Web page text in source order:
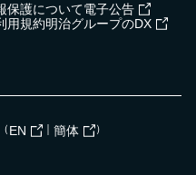
保護について電子公告
用規約明治グループのDX
（ EN ｜ 簡体 ）